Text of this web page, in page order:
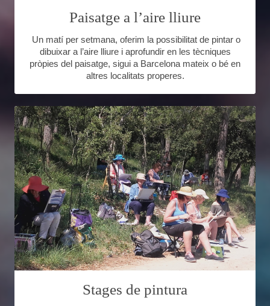
Paisatge a l’aire lliure
Un matí per setmana, oferim la possibilitat de pintar o
dibuixar a l’aire lliure i aprofundir en les tècniques
pròpies del paisatge, sigui a Barcelona mateix o bé en
altres localitats properes.
Stages de pintura